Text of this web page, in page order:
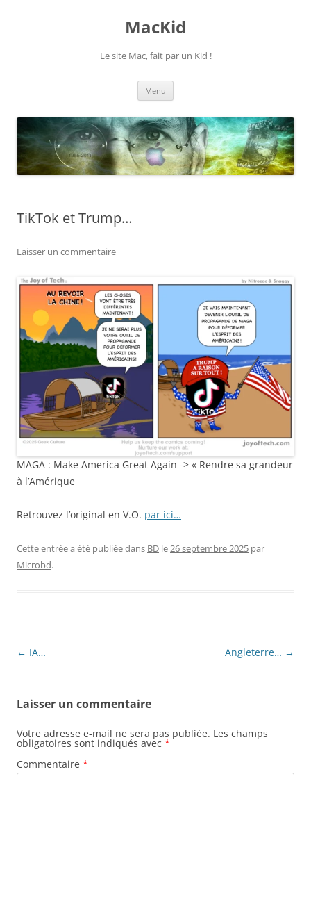
MacKid
Le site Mac, fait par un Kid !
Menu
TikTok et Trump…
Laisser un commentaire
MAGA : Make America Great Again -> « Rendre sa grandeur
à l’Amérique
Retrouvez l’original en V.O. par ici…
Cette entrée a été publiée dans BD le26 septembre 2025 par
Microbd.
Navigation
← IA… Angleterre… →
Laisser un commentaire
Votre adresse e-mail ne sera pas publiée. Les champs
obligatoires sont indiqués avec *
Commentaire *